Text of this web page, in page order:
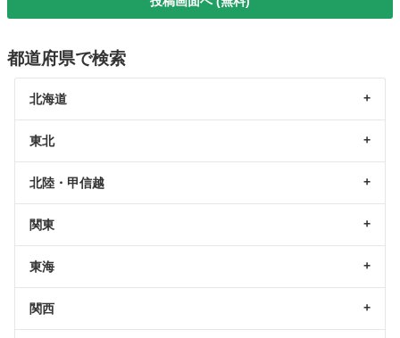
都道府県で検索
北海道
東北
北陸・甲信越
関東
東海
関西